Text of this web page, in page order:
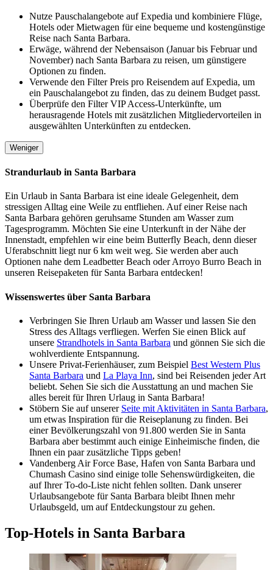
Nutze Pauschalangebote auf Expedia und kombiniere Flüge,
Hotels oder Mietwagen für eine bequeme und kostengünstige
Reise nach Santa Barbara.
Erwäge, während der Nebensaison (Januar bis Februar und
November) nach Santa Barbara zu reisen, um günstigere
Optionen zu finden.
Verwende den Filter Preis pro Reisendem auf Expedia, um
ein Pauschalangebot zu finden, das zu deinem Budget passt.
Überprüfe den Filter VIP Access-Unterkünfte, um
herausragende Hotels mit zusätzlichen Mitgliedervorteilen in
ausgewählten Unterkünften zu entdecken.
Weniger
Strandurlaub in Santa Barbara
Ein Urlaub in Santa Barbara ist eine ideale Gelegenheit, dem
stressigen Alltag eine Weile zu entfliehen. Auf einer Reise nach
Santa Barbara gehören geruhsame Stunden am Wasser zum
Tagesprogramm. Möchten Sie eine Unterkunft in der Nähe der
Innenstadt, empfehlen wir eine beim Butterfly Beach, denn dieser
Uferabschnitt liegt nur 6 km weit weg. Sie werden aber auch
Optionen nahe dem Leadbetter Beach oder Arroyo Burro Beach in
unseren Reisepaketen für Santa Barbara entdecken!
Wissenswertes über Santa Barbara
Verbringen Sie Ihren Urlaub am Wasser und lassen Sie den
Stress des Alltags verfliegen. Werfen Sie einen Blick auf
unsere Strandhotels in Santa Barbara und gönnen Sie sich die
wohlverdiente Entspannung.
Unsere Privat-Ferienhäuser, zum Beispiel Best Western Plus
Santa Barbara und La Playa Inn, sind bei Reisenden jeder Art
beliebt. Sehen Sie sich die Ausstattung an und machen Sie
alles bereit für Ihren Urlaug in Santa Barbara!
Stöbern Sie auf unserer Seite mit Aktivitäten in Santa Barbara,
um etwas Inspiration für die Reiseplanung zu finden. Bei
einer Bevölkerungszahl von 91.800 werden Sie in Santa
Barbara aber bestimmt auch einige Einheimische finden, die
Ihnen ein paar zusätzliche Tipps geben!
Vandenberg Air Force Base, Hafen von Santa Barbara und
Chumash Casino sind einige tolle Sehenswürdigkeiten, die
auf Ihrer To-do-Liste nicht fehlen sollten. Dank unserer
Urlaubsangebote für Santa Barbara bleibt Ihnen mehr
Urlaubsgeld, um auf Entdeckungstour zu gehen.
Top-Hotels in Santa Barbara